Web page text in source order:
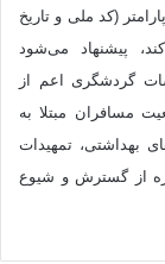
(کد ملی و تاریخ
پیشنهاد می‌شود
گردشگری اعم از
مسافران مبتلا به
بهداشتی، تمهیدات
از گسترش و شیوع